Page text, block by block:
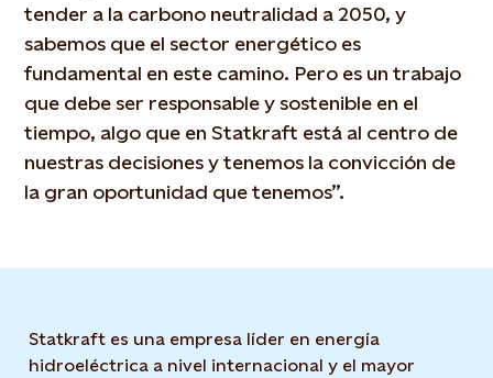
tender a la carbono neutralidad a 2050, y
sabemos que el sector energético es
fundamental en este camino. Pero es un trabajo
que debe ser responsable y sostenible en el
tiempo, algo que en Statkraft está al centro de
nuestras decisiones y tenemos la convicción de
la gran oportunidad que tenemos”.
Statkraft es una empresa líder en energía
hidroeléctrica a nivel internacional y el mayor